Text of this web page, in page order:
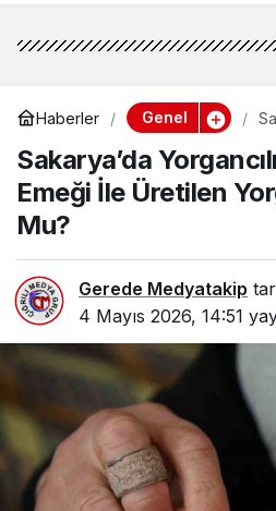
Haberler Genel
Sakarya’da
Emeği İle Üretilen
Mu?
Gerede Medyatakip
4 Mayıs 2026, 14:51